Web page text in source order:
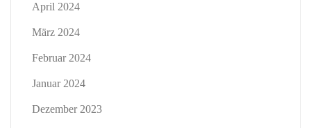
April 2024
März 2024
Februar 2024
Januar 2024
Dezember 2023